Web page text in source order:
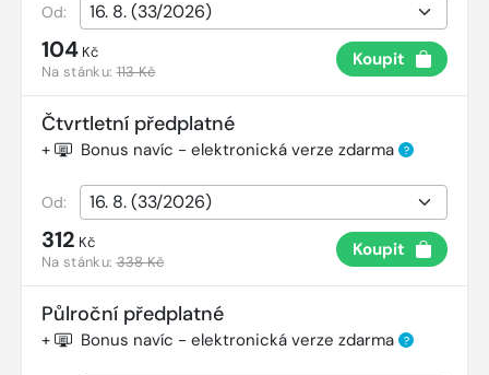
Od:
104 Kč
Na stánku:113 Kč
Koupit
Čtvrtletní předplatné
+ Bonus navíc - elektronická verze zdarma ?
Od:
312 Kč
Na stánku:338 Kč
Koupit
Půlroční předplatné
+ Bonus navíc - elektronická verze zdarma ?